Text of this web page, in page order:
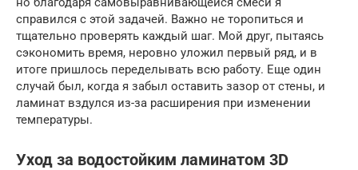
справился с этой задачей. Важно не торопиться и
тщательно проверять каждый шаг. Мой друг, пытаясь
сэкономить время, неровно уложил первый ряд, и в
итоге пришлось переделывать всю работу. Еще один
случай был, когда я забыл оставить зазор от стены, и
ламинат вздулся из-за расширения при изменении
температуры.
Уход за водостойким ламинатом 3D